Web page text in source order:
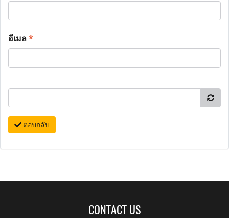
อีเมล*
ตอบกลับ
CONTACT US